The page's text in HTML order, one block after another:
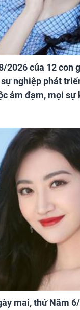
2026 của 12 con
nghiệp phát
ảm đạm, mọi sự
mai, thứ Năm